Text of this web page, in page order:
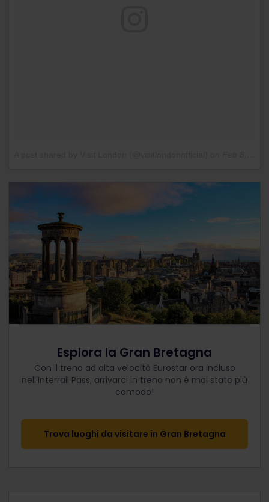
Esplora la Gran Bretagna
Con il treno ad alta velocità Eurostar ora incluso
nell'Interrail Pass, arrivarci in treno non è mai stato più
comodo!
Trova luoghi da visitare in Gran Bretagna